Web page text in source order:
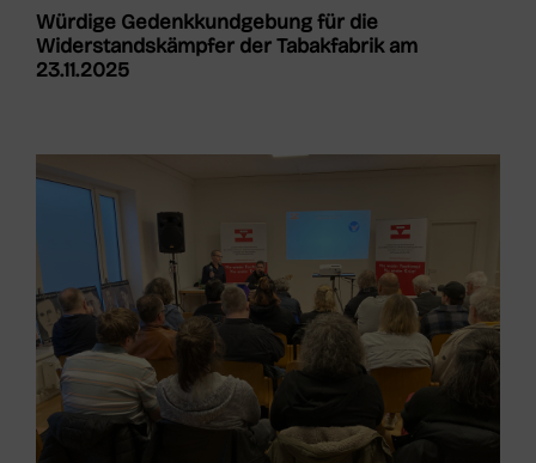
Würdige Gedenkkundgebung für die
Widerstandskämpfer der Tabakfabrik am
23.11.2025